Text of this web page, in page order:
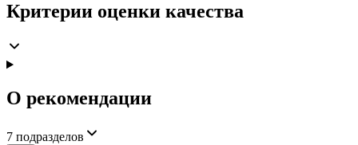
Критерии оценки качества
О рекомендации
7 подразделов